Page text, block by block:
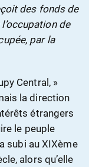
des fonds de
de
par la
Central, »
la direction
étrangers
le peuple
subi au XIXème
alors qu’elle